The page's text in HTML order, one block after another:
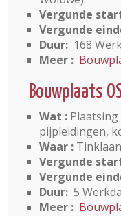
Vergunde
Vergunde
Duur: 168
Meer :
Bouwplaats
Wat :
pijpleidingen,
Waar :
Vergunde
Vergunde
Duur: 5
Meer :